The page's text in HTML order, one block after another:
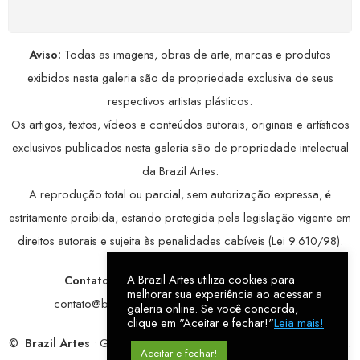
Aviso: Todas as imagens, obras de arte, marcas e produtos
exibidos nesta galeria são de propriedade exclusiva de seus
respectivos artistas plásticos.
Os artigos, textos, vídeos e conteúdos autorais, originais e artísticos
exclusivos publicados nesta galeria são de propriedade intelectual
da Brazil Artes.
A reprodução total ou parcial, sem autorização expressa, é
estritamente proibida, estando protegida pela legislação vigente em
direitos autorais e sujeita às penalidades cabíveis (Lei 9.610/98).
Contatos: WhatsApp:79 9998-1221/ E-mail:
contato@brazilartes.com/ Instagram:@brazilartes
© Brazil Artes • Galeria Online.9 anosde história (2017 – 2026).
A Brazil Artes utiliza cookies para
melhorar sua experiência ao acessar a
galeria online. Se você concorda,
clique em "Aceitar e fechar!"Leia mais!
Aceitar e fechar!